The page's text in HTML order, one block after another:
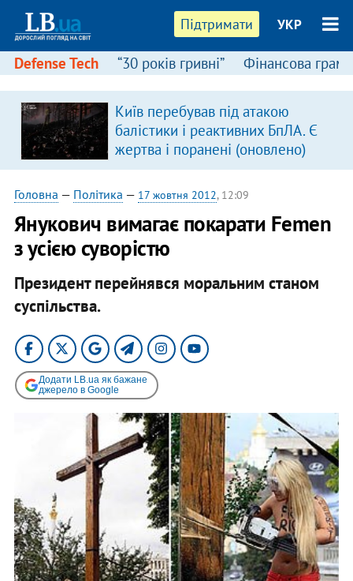
Підтримати УКР
Defense Tech “30 років гривні” Фінансова
Київ перебував під атакою
балістики і реактивних БпЛА. Є
жертва і поранені (оновлено)
Головна — Політика — 17 жовтня 2012, 12:09
Янукович вимагає покарати Femen
з усією суворістю
Президент перейнявся моральним станом
суспільства.
Додати LB.ua як бажане
джерело в Google